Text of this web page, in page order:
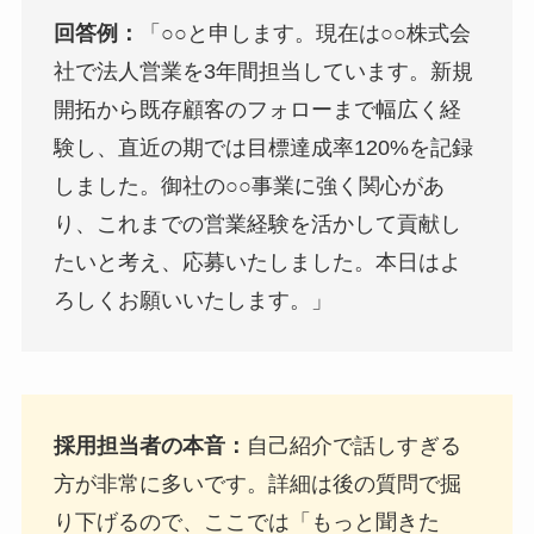
回答例：
「○○と申します。現在は○○株式会
社で法人営業を3年間担当しています。新規
開拓から既存顧客のフォローまで幅広く経
験し、直近の期では目標達成率120%を記録
しました。御社の○○事業に強く関心があ
り、これまでの営業経験を活かして貢献し
たいと考え、応募いたしました。本日はよ
ろしくお願いいたします。」
採用担当者の本音： 自己紹介で話しすぎる
方が非常に多いです。詳細は後の質問で掘
り下げるので、ここでは「もっと聞きた